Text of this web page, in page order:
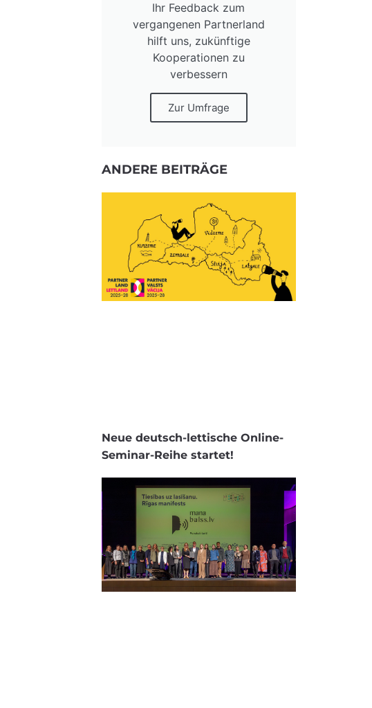
Ihr Feedback zum
vergangenen Partnerland
hilft uns, zukünftige
Kooperationen zu
verbessern
Zur Umfrage
ANDERE BEITRÄGE
Neue deutsch-lettische Online-
Seminar-Reihe startet!